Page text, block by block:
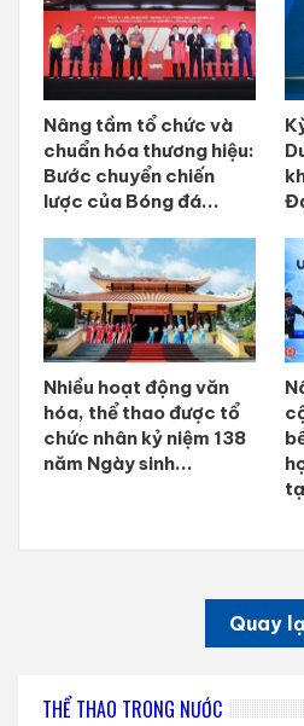
Nâng tầm tổ chức và
chuẩn hóa thương hiệu:
Bước chuyển chiến
lược của Bóng đá...
Nhiều hoạt động văn
hóa, thể thao được tổ
chức nhân kỷ niệm 138
năm Ngày sinh...
Quay
THỂ THAO TRONG NƯỚC